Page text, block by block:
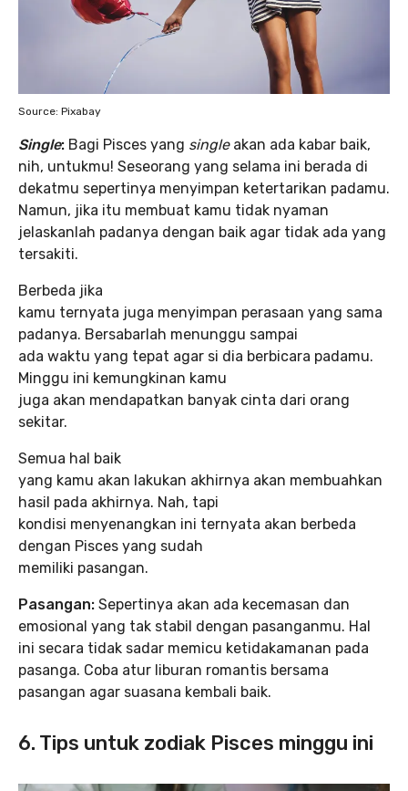
Source: Pixabay
Single: Bagi Pisces yang singleakan ada kabar baik,
nih, untukmu! Seseorang yang selama ini berada di
dekatmu sepertinya menyimpan ketertarikan padamu.
Namun, jika itu membuat kamu tidak nyaman
jelaskanlah padanya dengan baik agar tidak ada yang
tersakiti.
Berbeda jika
kamu ternyata juga menyimpan perasaan yang sama
padanya. Bersabarlah menunggu sampai
ada waktu yang tepat agar si dia berbicara padamu.
Minggu ini kemungkinan kamu
juga akan mendapatkan banyak cinta dari orang
sekitar.
Semua hal baik
yang kamu akan lakukan akhirnya akan membuahkan
hasil pada akhirnya. Nah, tapi
kondisi menyenangkan ini ternyata akan berbeda
dengan Pisces yang sudah
memiliki pasangan.
Pasangan: Sepertinya akan ada kecemasan dan
emosional yang tak stabil dengan pasanganmu. Hal
ini secara tidak sadar memicu ketidakamanan pada
pasanga. Coba atur liburan romantis bersama
pasangan agar suasana kembali baik.
6. Tips untuk zodiak Pisces minggu ini